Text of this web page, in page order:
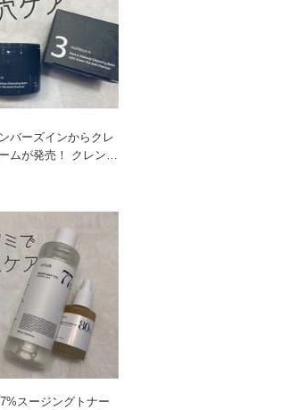
バーズインからクレ
発売！ クレンジ
スージングトナー